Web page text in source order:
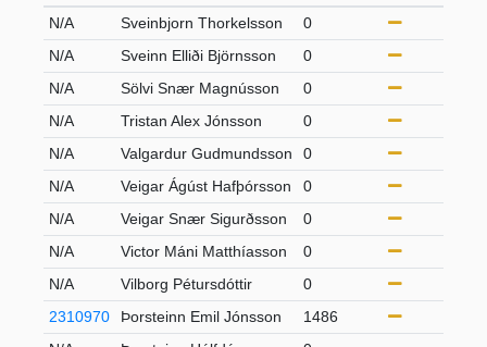
N/A
Sveinbjorn Thorkelsson 0
N/A
Sveinn Elliði Björnsson 0
N/A
Sölvi Snær Magnússon 0
N/A
Tristan Alex Jónsson 0
N/A
Valgardur Gudmundsson 0
N/A
Veigar Ágúst Hafþórsson 0
N/A
Veigar Snær Sigurðsson 0
N/A
Victor Máni Matthíasson 0
N/A
Vilborg Pétursdóttir 0
2310970
Þorsteinn Emil Jónsson 1486